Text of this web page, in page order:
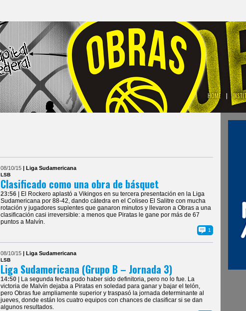
HOME |
08/10/15 | Liga Sudamericana
LSB
Clasificado como una obra de básquet
23:56
| El Rockero aplastó a Vikingos en su tercera presentación en la Liga
Sudamericana por 88-42, dando cátedra en el Coliseo El Salitre con mucha
rotación y jugadores suplentes que ganaron minutos y llevaron a Obras a una
clasificación casi irreversible: a menos que Piratas le gane por más de 67
puntos a Malvín.
1
08/10/15 | Liga Sudamericana
LSB
Liga Sudamericana (Grupo B – Jornada 3)
14:50
| La segunda fecha pudo haber sido definitoria, pero no lo fue. La
victoria de Malvín dejaba a Piratas en soledad para ganar y bajar el telón,
pero Obras fue ampliamente superior y traspasó la jornada determinante al
jueves, donde están los cuatro equipos con chances de clasificar si se dan
algunos resultados.